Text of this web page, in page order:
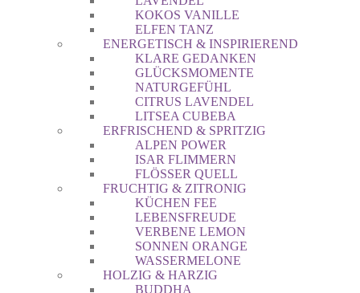
KOKOS VANILLE
ELFEN TANZ
ENERGETISCH & INSPIRIEREND
KLARE GEDANKEN
GLÜCKSMOMENTE
NATURGEFÜHL
CITRUS LAVENDEL
LITSEA CUBEBA
ERFRISCHEND & SPRITZIG
ALPEN POWER
ISAR FLIMMERN
FLÖSSER QUELL
FRUCHTIG & ZITRONIG
KÜCHEN FEE
LEBENSFREUDE
VERBENE LEMON
SONNEN ORANGE
WASSERMELONE
HOLZIG & HARZIG
BUDDHA